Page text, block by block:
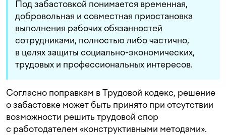
Под забастовкой понимается временная,
добровольная и совместная приостановка
выполнения рабочих обязанностей
сотрудниками, полностью либо частично,
в целях защиты социально-экономических,
трудовых и профессиональных интересов.
Согласно поправкам в Трудовой кодекс, решение
о забастовке может быть принято при отсутствии
возможности решить трудовой спор
с работодателем «конструктивными методами».